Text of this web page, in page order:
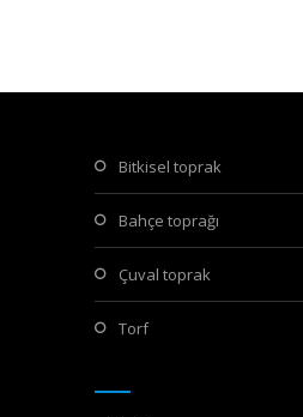
bitkisel toprak
bahçe toprağı
çuval toprak
torf